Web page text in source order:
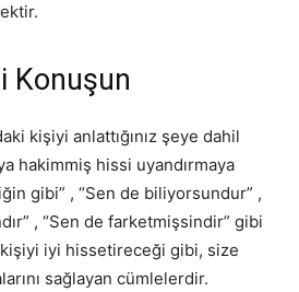
Konuşun
kişiyi anlattığınız şeye dahil
hakimmiş hissi uyandırmaya
gibi” , “Sen de biliyorsundur” ,
, “Sen de farketmişsindir” gibi
kişiyi iyi hissetireceği gibi, size
sağlayan cümlelerdir.